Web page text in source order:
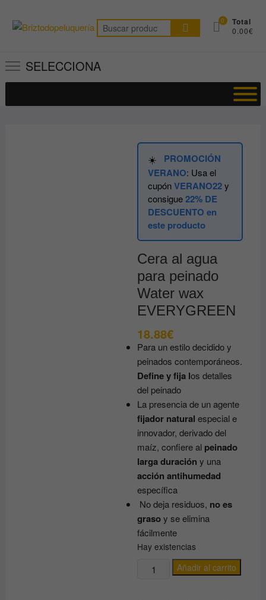
contenido
Buscar
por:
0 Total
0.00€
SELECCIONA
☀️
PROMOCIÓN
VERANO: Usa el
cupónVERANO22y
consigue22% DE
DESCUENTO en
este producto
Cera al agua
para peinado
Water wax
EVERYGREEN
18.88€
Para un estilo decidido y
peinados contemporáneos.
Define y fija los detalles
del peinado
La presencia de un agente
fijador natural especial e
innovador, derivado del
maíz, confiere al peinado
larga duración y una
acción antihumedad
específica
No deja residuos, no es
grasoy se elimina
fácilmente
Hay existencias
Cera
Añadir al carrito